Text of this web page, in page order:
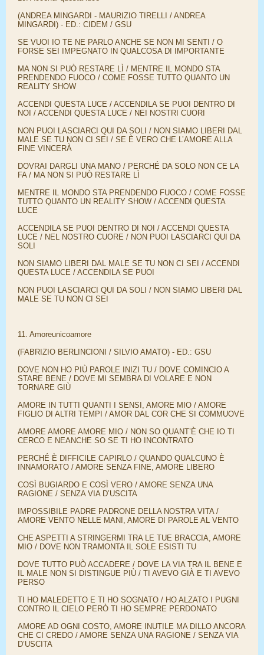
(ANDREA MINGARDI - MAURIZIO TIRELLI / ANDREA
MINGARDI) - ED.: CIDEM / GSU
SE VUOI IO TE NE PARLO ANCHE SE NON MI SENTI / O
FORSE SEI IMPEGNATO IN QUALCOSA DI IMPORTANTE
MA NON SI PUÒ RESTARE LÌ / MENTRE IL MONDO STA
PRENDENDO FUOCO / COME FOSSE TUTTO QUANTO UN
REALITY SHOW
ACCENDI QUESTA LUCE / ACCENDILA SE PUOI DENTRO DI
NOI / ACCENDI QUESTA LUCE / NEI NOSTRI CUORI
NON PUOI LASCIARCI QUI DA SOLI / NON SIAMO LIBERI DAL
MALE SE TU NON CI SEI / SE È VERO CHE L’AMORE ALLA
FINE VINCERÀ
DOVRAI DARGLI UNA MANO / PERCHÉ DA SOLO NON CE LA
FA / MA NON SI PUÒ RESTARE LÌ
MENTRE IL MONDO STA PRENDENDO FUOCO / COME FOSSE
TUTTO QUANTO UN REALITY SHOW / ACCENDI QUESTA
LUCE
ACCENDILA SE PUOI DENTRO DI NOI / ACCENDI QUESTA
LUCE / NEL NOSTRO CUORE / NON PUOI LASCIARCI QUI DA
SOLI
NON SIAMO LIBERI DAL MALE SE TU NON CI SEI / ACCENDI
QUESTA LUCE / ACCENDILA SE PUOI
NON PUOI LASCIARCI QUI DA SOLI / NON SIAMO LIBERI DAL
MALE SE TU NON CI SEI
11. Amoreunicoamore
(FABRIZIO BERLINCIONI / SILVIO AMATO) - ED.: GSU
DOVE NON HO PIÙ PAROLE INIZI TU / DOVE COMINCIO A
STARE BENE / DOVE MI SEMBRA DI VOLARE E NON
TORNARE GIÙ
AMORE IN TUTTI QUANTI I SENSI, AMORE MIO / AMORE
FIGLIO DI ALTRI TEMPI / AMOR DAL COR CHE SI COMMUOVE
AMORE AMORE AMORE MIO / NON SO QUANT’È CHE IO TI
CERCO E NEANCHE SO SE TI HO INCONTRATO
PERCHÉ È DIFFICILE CAPIRLO / QUANDO QUALCUNO È
INNAMORATO / AMORE SENZA FINE, AMORE LIBERO
COSÌ BUGIARDO E COSÌ VERO / AMORE SENZA UNA
RAGIONE / SENZA VIA D’USCITA
IMPOSSIBILE PADRE PADRONE DELLA NOSTRA VITA /
AMORE VENTO NELLE MANI, AMORE DI PAROLE AL VENTO
CHE ASPETTI A STRINGERMI TRA LE TUE BRACCIA, AMORE
MIO / DOVE NON TRAMONTA IL SOLE ESISTI TU
DOVE TUTTO PUÒ ACCADERE / DOVE LA VIA TRA IL BENE E
IL MALE NON SI DISTINGUE PIÙ / TI AVEVO GIÀ E TI AVEVO
PERSO
TI HO MALEDETTO E TI HO SOGNATO / HO ALZATO I PUGNI
CONTRO IL CIELO PERÒ TI HO SEMPRE PERDONATO
AMORE AD OGNI COSTO, AMORE INUTILE MA DILLO ANCORA
CHE CI CREDO / AMORE SENZA UNA RAGIONE / SENZA VIA
D’USCITA